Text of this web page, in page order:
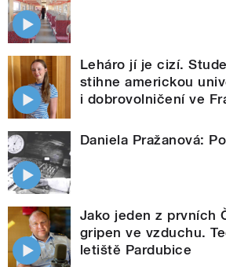
Leháro jí je cizí.
stihne americkou
i dobrovolničení ve
Daniela Pražanová:
Jako jeden z prvních
gripen ve vzduchu.
letiště Pardubice